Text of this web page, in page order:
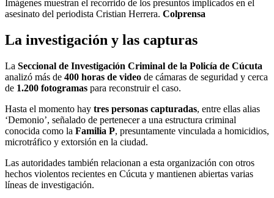
Imágenes muestran el recorrido de los presuntos implicados en el
asesinato del periodista Cristian Herrera. Colprensa
La investigación y las capturas
La Seccional de Investigación Criminal de la Policía de Cúcuta
analizó más de 400 horas de video de cámaras de seguridad y cerca
de 1.200 fotogramas para reconstruir el caso.
Hasta el momento hay tres personas capturadas, entre ellas alias
‘Demonio’, señalado de pertenecer a una estructura criminal
conocida como la Familia P, presuntamente vinculada a homicidios,
microtráfico y extorsión en la ciudad.
Las autoridades también relacionan a esta organización con otros
hechos violentos recientes en Cúcuta y mantienen abiertas varias
líneas de investigación.